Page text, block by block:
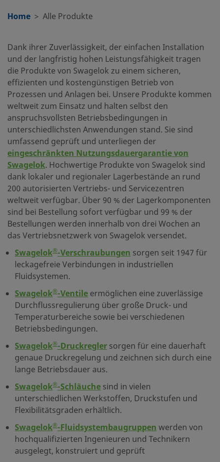
Home Alle Produkte
Dank ihrer Zuverlässigkeit, der einfachen Installation
und der langfristig hohen Leistungsfähigkeit tragen
die Produkte von Swagelok zu einem sicheren,
effizienten und kostengünstigen Betrieb von
Prozessen und Anlagen bei. Unsere Produkte kommen
weltweit zum Einsatz und halten selbst den
anspruchsvollsten Betriebsbedingungen in
unterschiedlichsten Anwendungen stand. Sie sind
umfassend geprüft und unterliegen der
eingeschränkten Nutzungsdauergarantie von
Swagelok. Hochwertige Produkte von Swagelok sind
dank lokaler und regionaler Lagerbestände an rund
200 autorisierten Vertriebs- und Servicezentren
weltweit verfügbar. Über 90 % der Lagerkomponenten
sind bei Bestellung sofort verfügbar und 99 % der
Bestellungen werden innerhalb von drei Wochen an
das Vertriebsnetzwerk von Swagelok versendet.
Swagelok®-Verschraubungen sorgen seit 1947 für
leckagefreie Verbindungen in industriellen
Fluidsystemen.
Swagelok®-Ventile ermöglichen eine zuverlässige
Durchflussregulierung über große Druck- und
Temperaturbereiche sowie bei verschiedenen
Betriebsbedingungen.
Swagelok®-Druckregler sorgen für eine dauerhaft
genaue Druckregelung und zeichnen sich durch eine
lange Betriebsdauer aus.
Swagelok®-Schläuche sind in vielen
unterschiedlichen Werkstoffen, Druckstufen und
Flexibilitätsgraden erhältlich.
Swagelok®-Fluidsystembaugruppenwerden von
hochqualifizierten Ingenieuren und Technikern
ausgelegt, konstruiert und geprüft